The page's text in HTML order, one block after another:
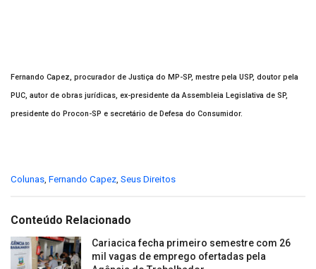
Fernando Capez, procurador de Justiça do MP-SP, mestre pela USP, doutor pela
PUC, autor de obras jurídicas, ex-presidente da Assembleia Legislativa de SP,
presidente do Procon-SP e secretário de Defesa do Consumidor.
C
e
o
Colunas, Fernando Capez, Seus Direitos
Conteúdo Relacionado
Cariacica fecha primeiro semestre com 26
mil vagas de emprego ofertadas pela